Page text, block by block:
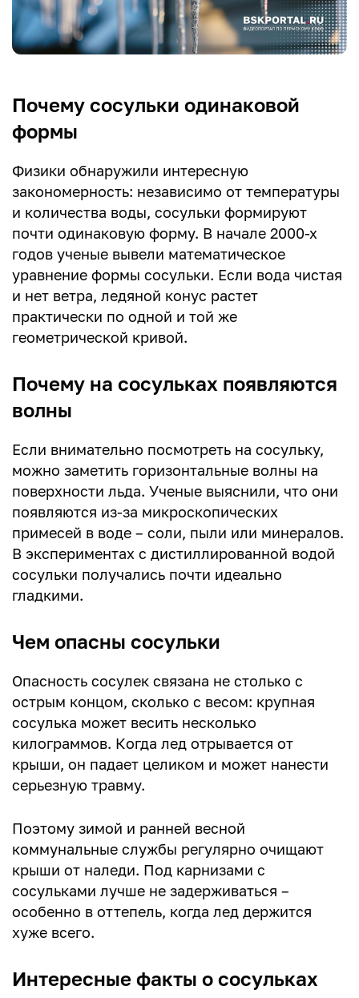
Почему сосульки одинаковой
формы
Физики обнаружили интересную
закономерность: независимо от температуры
и количества воды, сосульки формируют
почти одинаковую форму. В начале 2000-х
годов ученые вывели математическое
уравнение формы сосульки. Если вода чистая
и нет ветра, ледяной конус растет
практически по одной и той же
геометрической кривой.
Почему на сосульках появляются
волны
Если внимательно посмотреть на сосульку,
можно заметить горизонтальные волны на
поверхности льда. Ученые выяснили, что они
появляются из-за микроскопических
примесей в воде – соли, пыли или минералов.
В экспериментах с дистиллированной водой
сосульки получались почти идеально
гладкими.
Чем опасны сосульки
Опасность сосулек связана не столько с
острым концом, сколько с весом: крупная
сосулька может весить несколько
килограммов. Когда лед отрывается от
крыши, он падает целиком и может нанести
серьезную травму.
Поэтому зимой и ранней весной
коммунальные службы регулярно очищают
крыши от наледи. Под карнизами с
сосульками лучше не задерживаться –
особенно в оттепель, когда лед держится
хуже всего.
Интересные факты о сосульках